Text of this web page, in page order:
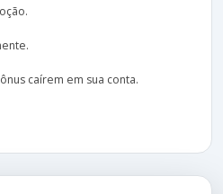
caírem em sua conta.